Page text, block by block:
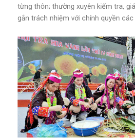
từng thôn; thường xuyên kiểm tra,
gắn trách nhiệm với chính quyền các